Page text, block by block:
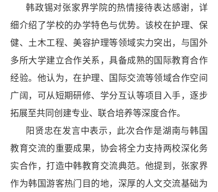
韩政锡对张家界学院的热情接待表达感谢，详
细介绍了学校的办学特色与优势。该校在护理、保
健、土木工程、美容护理等领域实力突出，与国外
多所大学建立合作关系，具备成熟的国际教育合作
经验。他认为，在护理、国际交流等领域合作空间
广阔，可从短期研修、学分互认等项目入手，逐步
拓展至共同创建专业、联合培养等深度合作。
阳贤忠在发言中表示，此次合作是湖南与韩国
教育交流的重要成果，协会将全力支持两校深化务
实合作，打造中韩教育交流典范。他提到，张家界
作为韩国游客热门目的地，深厚的人文交流基础为